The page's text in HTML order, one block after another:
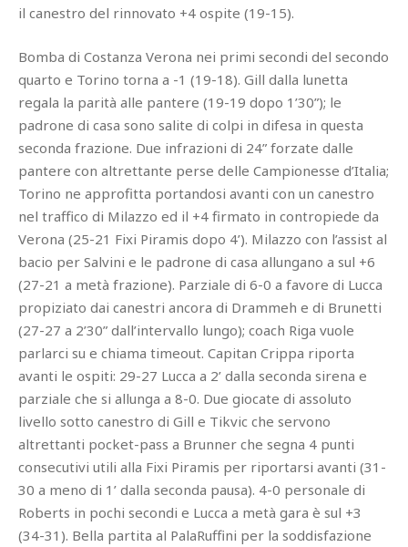
il canestro del rinnovato +4 ospite (19-15).
Bomba di Costanza Verona nei primi secondi del secondo
quarto e Torino torna a -1 (19-18). Gill dalla lunetta
regala la parità alle pantere (19-19 dopo 1’30”); le
padrone di casa sono salite di colpi in difesa in questa
seconda frazione. Due infrazioni di 24” forzate dalle
pantere con altrettante perse delle Campionesse d’Italia;
Torino ne approfitta portandosi avanti con un canestro
nel traffico di Milazzo ed il +4 firmato in contropiede da
Verona (25-21 Fixi Piramis dopo 4’). Milazzo con l’assist al
bacio per Salvini e le padrone di casa allungano a sul +6
(27-21 a metà frazione). Parziale di 6-0 a favore di Lucca
propiziato dai canestri ancora di Drammeh e di Brunetti
(27-27 a 2’30” dall’intervallo lungo); coach Riga vuole
parlarci su e chiama timeout. Capitan Crippa riporta
avanti le ospiti: 29-27 Lucca a 2’ dalla seconda sirena e
parziale che si allunga a 8-0. Due giocate di assoluto
livello sotto canestro di Gill e Tikvic che servono
altrettanti pocket-pass a Brunner che segna 4 punti
consecutivi utili alla Fixi Piramis per riportarsi avanti (31-
30 a meno di 1’ dalla seconda pausa). 4-0 personale di
Roberts in pochi secondi e Lucca a metà gara è sul +3
(34-31). Bella partita al PalaRuffini per la soddisfazione